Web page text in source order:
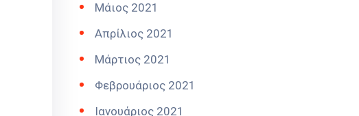
Μάιος 2021
Απρίλιος 2021
Μάρτιος 2021
Φεβρουάριος 2021
Ιανουάριος 2021